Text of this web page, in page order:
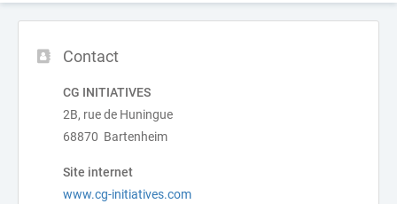
Contact
CG INITIATIVES
2B, rue de Huningue
68870 Bartenheim
Site internet
www.cg-initiatives.com